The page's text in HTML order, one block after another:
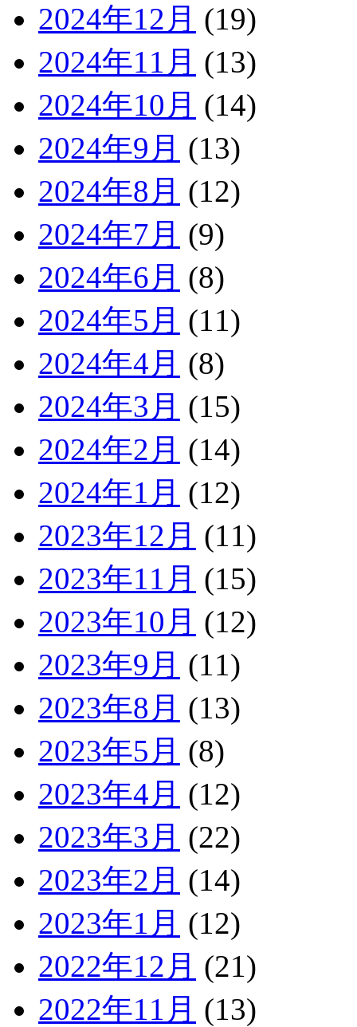
2024年12月 (19)
2024年11月 (13)
2024年10月 (14)
2024年9月 (13)
2024年8月 (12)
2024年7月 (9)
2024年6月 (8)
2024年5月 (11)
2024年4月 (8)
2024年3月 (15)
2024年2月 (14)
2024年1月 (12)
2023年12月 (11)
2023年11月 (15)
2023年10月 (12)
2023年9月 (11)
2023年8月 (13)
2023年5月 (8)
2023年4月 (12)
2023年3月 (22)
2023年2月 (14)
2023年1月 (12)
2022年12月 (21)
2022年11月 (13)